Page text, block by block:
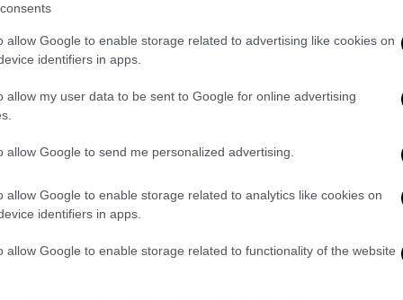
allow Google to enable storage related to advertising like cookies on
identifiers in apps.
allow my user data to be sent to Google for online advertising
allow Google to send me personalized advertising.
allow Google to enable storage related to analytics like cookies on
identifiers in apps.
allow Google to enable storage related to functionality of the website
Οίκου, όπου μόλις ολοκληρώσαμε μια
με τον Πρόεδρο Μοχάμεντ μπιν
τον Μοχάμεντ μπιν Ζαΐντ Αλ Ναχάν
Ταμίμ μπιν Χαμάντ μπιν Χαλίφα Αλ
μπιν Τζασίμ μπιν
Θαουάντι του Κατάρ, του Στρατάρχη
του Προέδρου Ρετζέπ Ταγίπ
Φατάχ Ελ-Σίσι της Αιγύπτου, του
του Βασιλιά Χαμάντ μπιν Ίσα Αλ Χαλίφα
Δημοκρατία του Ιράν και όλα τα θέματα